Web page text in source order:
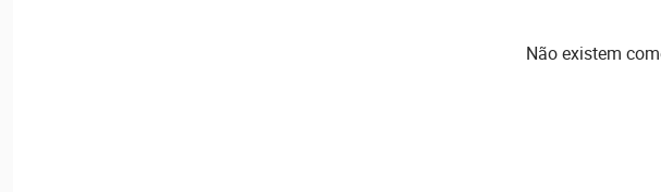
Não existem